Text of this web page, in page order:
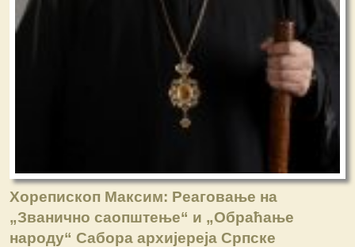
Хорепископ Максим: Реаговање на
„Званично саопштење“ и „Обраћање
народу“ Сабора архијереја Српске